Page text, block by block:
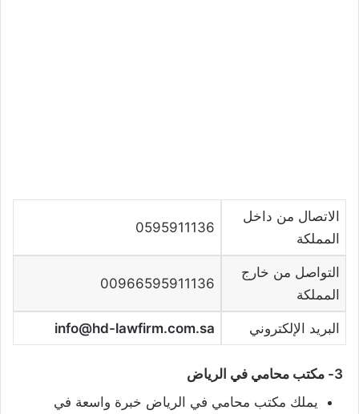
الاتصال من داخل
المملكة
0595911136
التواصل من خارج
المملكة
00966595911136
البريد الإلكتروني info@hd-lawfirm.com.sa
3- مكتب محامي في الرياض
يملك مكتب محامي في الرياض خبرة واسعة في